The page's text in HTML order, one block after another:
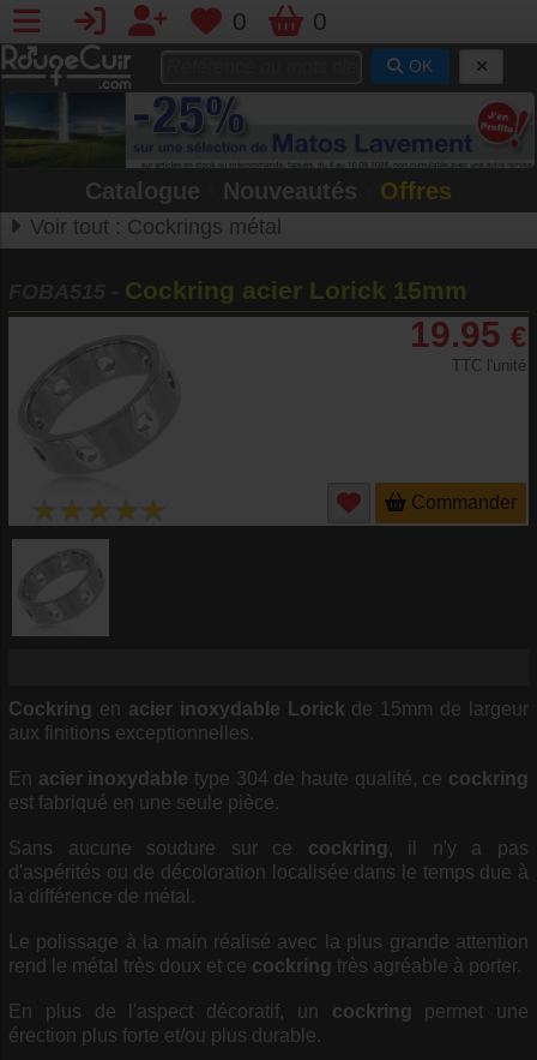
0 0
OK
Catalogue Nouveautés Offres
Voir tout : Cockrings métal
Cockring acier Lorick 15mm
19.95 €
TTC l'unité
Commander
Cockring en acier inoxydable Lorick de 15mm de largeur
aux finitions exceptionnelles.
En acier inoxydable type 304 de haute qualité, ce cockring
est fabriqué en une seule pièce.
Sans aucune soudure sur ce cockring , il n'y a pas
d'aspérités ou de décoloration localisée dans le temps due à
la différence de métal.
Le polissage à la main réalisé avec la plus grande attention
rend le métal très doux et ce cockring très agréable à porter.
En plus de l'aspect décoratif, un cockring permet une
érection plus forte et/ou plus durable.